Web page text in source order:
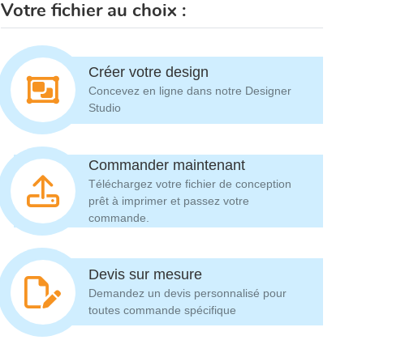
Votre fichier au choix :
Créer votre design
Concevez en ligne dans notre Designer
Studio
Commander maintenant
Téléchargez votre fichier de conception
prêt à imprimer et passez votre
commande.
Devis sur mesure
Demandez un devis personnalisé pour
toutes commande spécifique